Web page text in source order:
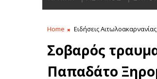
Home Ειδήσεις Αιτωλοακαρνανίας
Σοβαρός
Παπαδάτο